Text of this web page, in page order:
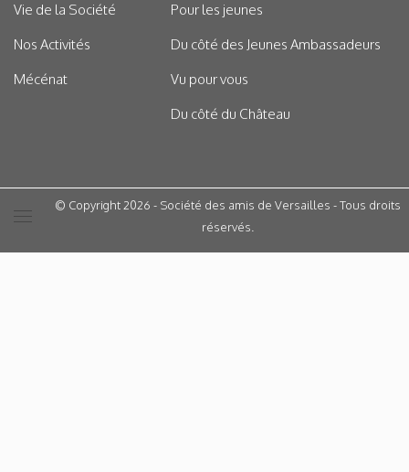
Vie de la Société
Nos Activités
Mécénat
Pour les jeunes
Du côté des Jeunes Ambassadeurs
Vu pour vous
Du côté du Château
© Copyright 2026 - Société des amis de Versailles - Tous droits
réservés.